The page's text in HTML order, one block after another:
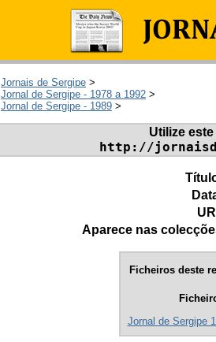
Jornais de Sergipe >
Jornal de Sergipe - 1978 a 1992 >
Jornal de Sergipe - 1989 >
Utilize
http://
Aparece nas
Ficheiros deste
Jornal de Sergipe